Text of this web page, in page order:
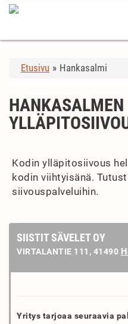
Etusivu » Hankasalmi
HANKASALMEN
Kodin ylläpitosiivous
kodin viihtyisänä.
siivouspalveluihin.
SIISTIT SÄVELET OY
VIRTALANTIE 111, 41490
Yritys tarjoaa seuraavia